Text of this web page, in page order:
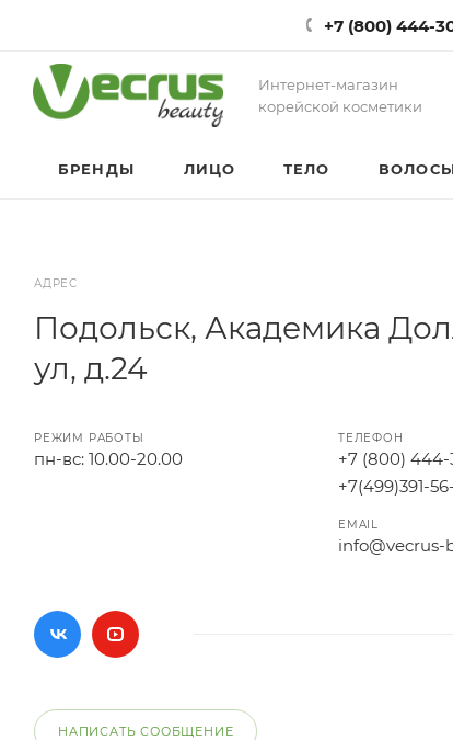
+7 (800) 444-
Интернет-магазин
корейской косметики
БРЕНДЫ ЛИЦО ТЕЛО
АДРЕС
Подольск, Академика
ул, д.24
РЕЖИМ РАБОТЫ
пн-вс: 10.00-20.00
ТЕЛЕФОН
+7 (800)
+7(499)391-
EMAIL
info@vecrus-
НАПИСАТЬ СООБЩЕНИЕ